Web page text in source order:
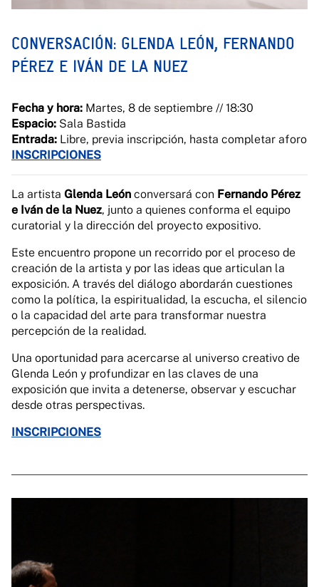
CONVERSACIÓN: GLENDA LEÓN, FERNANDO
PÉREZ E IVÁN DE LA NUEZ
Fecha y hora: Martes, 8 de septiembre // 18:30
Espacio: Sala Bastida
Entrada: Libre, previa inscripción, hasta completar aforo
INSCRIPCIONES
La artista Glenda León conversará con Fernando Pérez
e Iván de la Nuez, junto a quienes conforma el equipo
curatorial y la dirección del proyecto expositivo.
Este encuentro propone un recorrido por el proceso de
creación de la artista y por las ideas que articulan la
exposición. A través del diálogo abordarán cuestiones
como la política, la espiritualidad, la escucha, el silencio
o la capacidad del arte para transformar nuestra
percepción de la realidad.
Una oportunidad para acercarse al universo creativo de
Glenda León y profundizar en las claves de una
exposición que invita a detenerse, observar y escuchar
desde otras perspectivas.
INSCRIPCIONES